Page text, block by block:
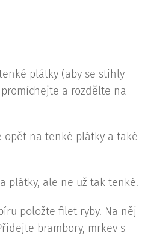
plátky (aby se stihly
a rozdělte na
opět na tenké plátky a také
plátky, ale ne už tak tenké.
položte filet ryby. Na něj
brambory, mrkev s